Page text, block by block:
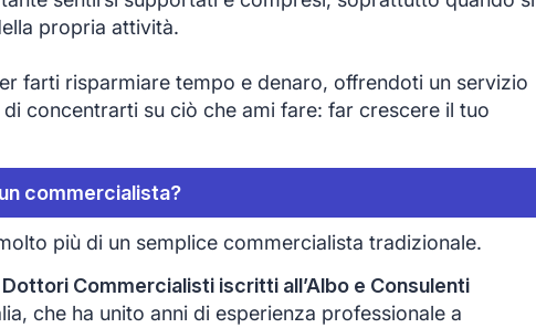
propria attività.
farti risparmiare tempo e denaro, offrendoti un servizio
concentrarti su ciò che ami fare: far crescere il tuo
commercialista?
più di un semplice commercialista tradizionale.
Commercialisti iscritti all’Albo e Consulenti
che ha unito anni di esperienza professionale a